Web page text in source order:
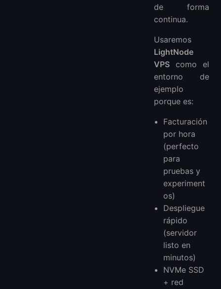
de forma
continua.
Usaremos
LightNode
VPS como el
entorno de
ejemplo
porque es:
Facturación
por hora
(perfecto
para
pruebas y
experiment
os)
Despliegue
rápido
(servidor
listo en
minutos)
NVMe SSD
+ red